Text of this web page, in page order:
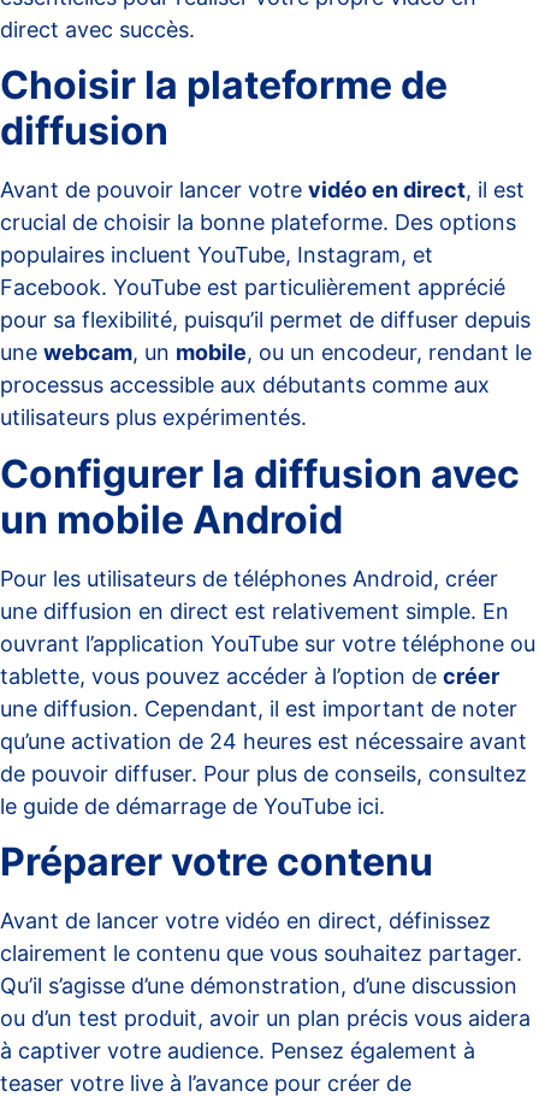
direct avec succès.
Choisir la plateforme de
diffusion
Avant de pouvoir lancer votre vidéo en direct, il est
crucial de choisir la bonne plateforme. Des options
populaires incluent YouTube, Instagram, et
Facebook. YouTube est particulièrement apprécié
pour sa flexibilité, puisqu’il permet de diffuser depuis
une webcam, un mobile, ou un encodeur, rendant le
processus accessible aux débutants comme aux
utilisateurs plus expérimentés.
Configurer la diffusion avec
un mobile Android
Pour les utilisateurs de téléphones Android, créer
une diffusion en direct est relativement simple. En
ouvrant l’application YouTube sur votre téléphone ou
tablette, vous pouvez accéder à l’option de créer
une diffusion. Cependant, il est important de noter
qu’une activation de 24 heures est nécessaire avant
de pouvoir diffuser. Pour plus de conseils, consultez
le guide de démarrage de YouTube ici.
Préparer votre contenu
Avant de lancer votre vidéo en direct, définissez
clairement le contenu que vous souhaitez partager.
Qu’il s’agisse d’une démonstration, d’une discussion
ou d’un test produit, avoir un plan précis vous aidera
à captiver votre audience. Pensez également à
teaser votre live à l’avance pour créer de